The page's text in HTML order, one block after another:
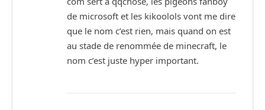
de microsoft et les kikoolols vont me dire
que le nom c’est rien, mais quand on est
au stade de renommée de minecraft, le
nom c’est juste hyper important.